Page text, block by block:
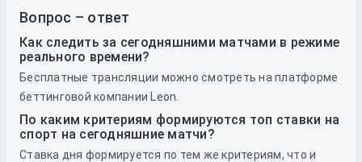
Вопрос – ответ
Как следить за сегодняшними матчами в режиме
реального времени?
Бесплатные трансляции можно смотреть на платформе
беттинговой компании Leon.
По каким критериям формируются топ ставки на
спорт на сегодняшние матчи?
Ставка дня формируется по тем же критериям, что и